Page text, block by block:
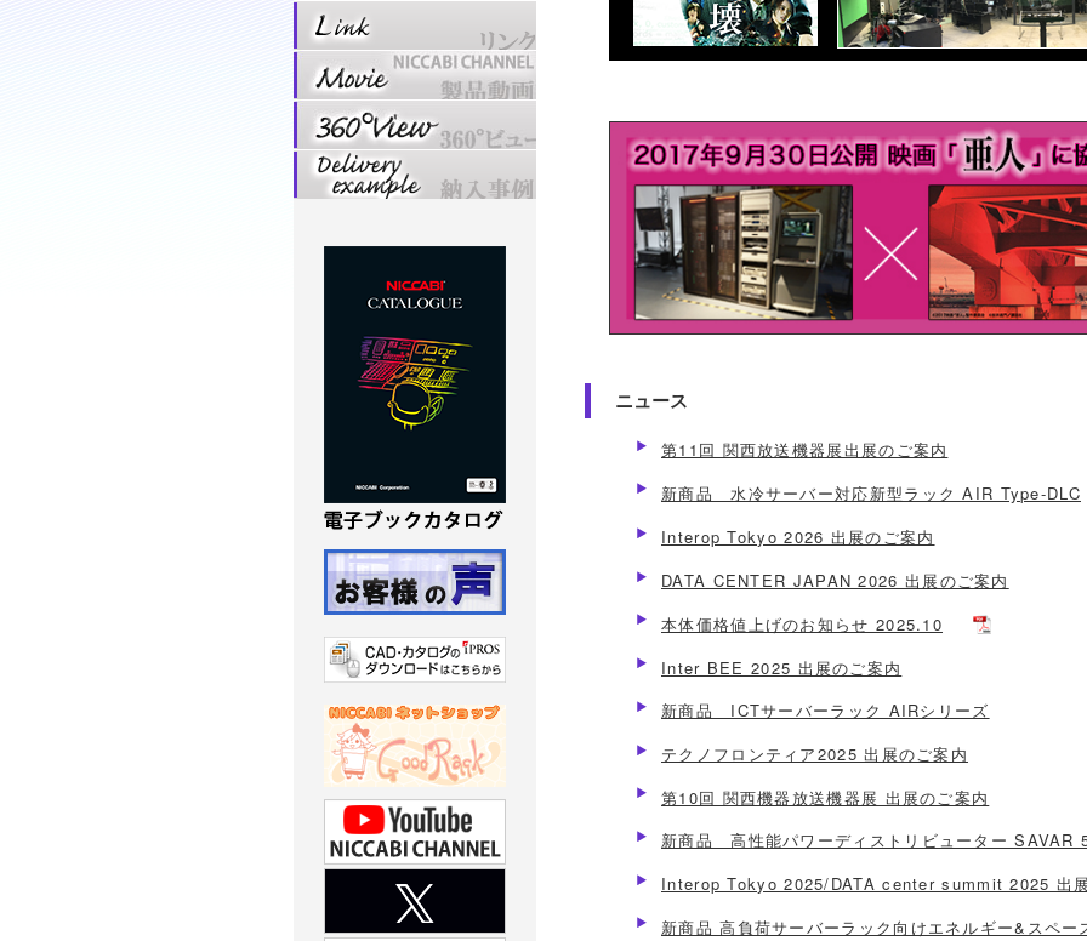
ニュース
第11回 関西放送機器展出展のご案内
新商品 水冷サーバー対応新型ラック AIR Type-DLC
Interop Tokyo 2026 出展のご案内
DATA CENTER JAPAN 2026 出展のご案内
本体価格値上げのお知らせ 2025.10
Inter BEE 2025 出展のご案内
新商品 ICTサーバーラック AIRシリーズ
テクノフロンティア2025 出展のご案内
第10回 関西機器放送機器展 出展のご案内
新商品 高性能パワーディストリビューター SAVAR
Interop Tokyo 2025/DATA center summit 2025 出
新商品 高負荷サーバーラック向けエネルギー&スペ